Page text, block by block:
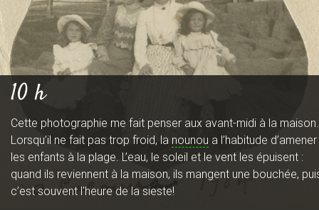
n
t
L
10 h
Cette photographie me fait penser aux avant-midi à la maison.
Lorsqu’il ne fait pas trop froid, la nounou a l’habitude d’amener
les enfants à la plage. L’eau, le soleil et le vent les épuisent :
quand ils reviennent à la maison, ils mangent une bouchée,
c’est souvent l'heure de la sieste!